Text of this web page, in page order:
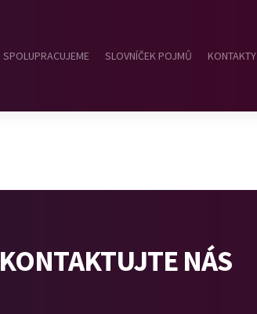
SPOLUPRACUJEME SLOVNÍČEK POJMŮ KONTAKTY
KONTAKTUJTE NÁS